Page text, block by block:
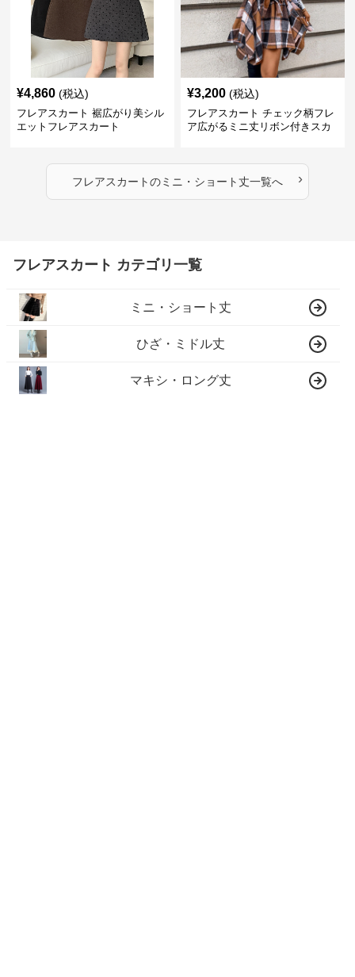
¥4,860 (税込)
フレアスカート 裾広がり美シル
エットフレアスカート
¥3,200 (税込)
フレアスカート チェック柄フレ
ア広がるミニ丈リボン付きスカ
フレアスカートのミニ・ショート丈一覧へ ›
フレアスカート カテゴリ一覧
ミニ・ショート丈
ひざ・ミドル丈
マキシ・ロング丈